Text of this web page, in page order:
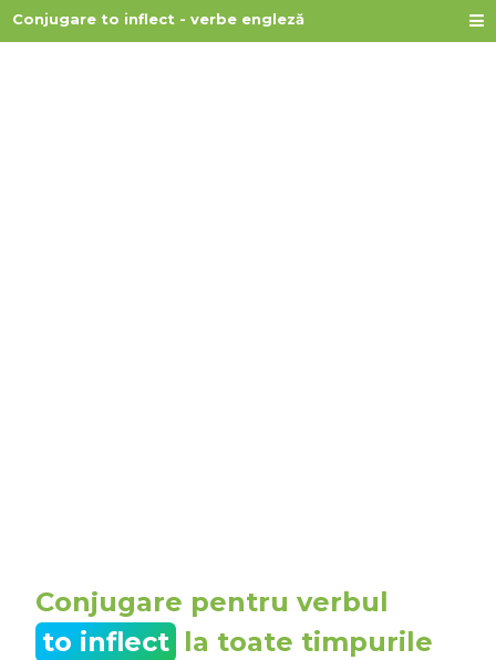
Conjugare to inflect - verbe engleză
Conjugare pentru verbul
to inflect la toate timpurile